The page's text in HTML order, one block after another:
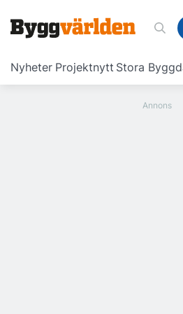
Nyheter Projektnytt Stora